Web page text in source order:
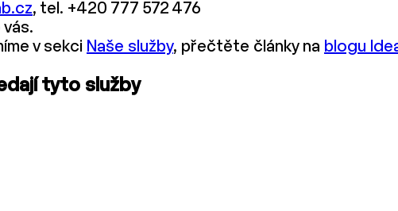
, tel. +420 777 572 476
v sekci Naše služby, přečtěte články na blogu
tyto služby